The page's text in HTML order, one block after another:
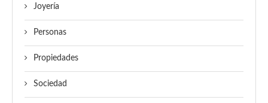
Joyería
Personas
Propiedades
Sociedad